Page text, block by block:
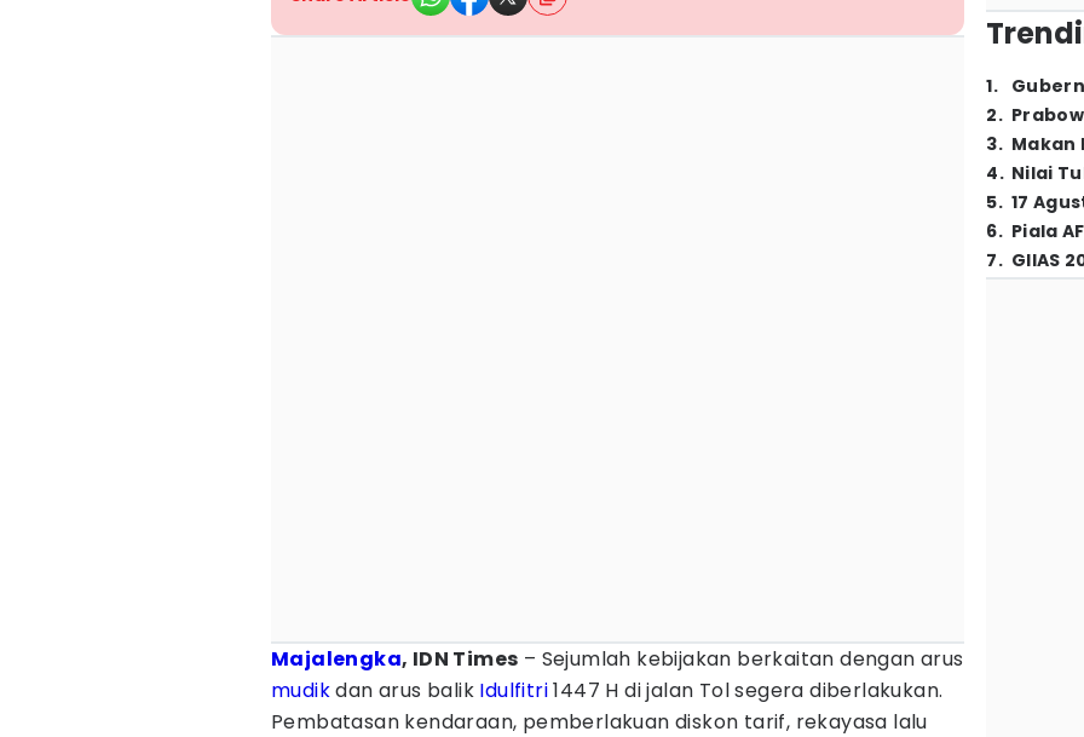
Majalengka, IDN Times – Sejumlah kebijakan berkaitan dengan arus
mudikdan arus balik Idulfitri1447 H di jalan Tol segera diberlakukan.
Pembatasan kendaraan, pemberlakuan diskon tarif, rekayasa lalu
1.
2.
3. Makan
4. Nilai
5. 17
6. Piala
7. GIIAS